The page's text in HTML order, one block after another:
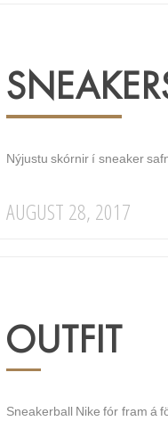
Nýjustu skórnir í sneaker
AUGUST 28, 2017
OUTFIT
Sneakerball Nike fór fram á